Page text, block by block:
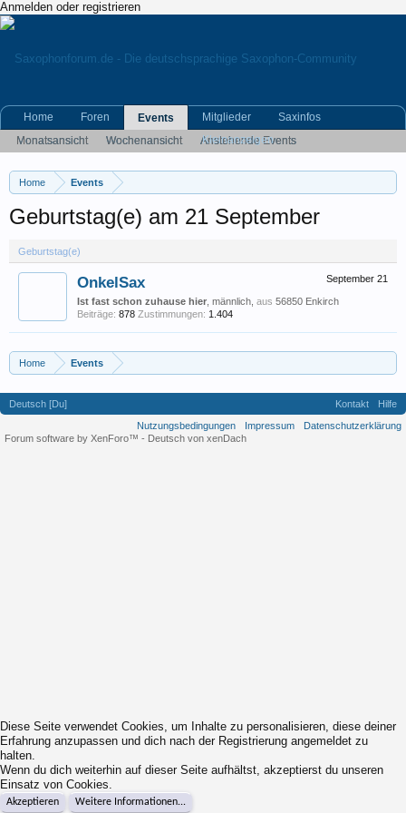
Anmelden oder registrieren
Home Events
Geburtstag(e) am 21 September
Geburtstag(e)
September 21
OnkelSax
Ist fast schon zuhause hier , männlich, aus 56850 Enkirch
Beiträge: 878 Zustimmungen: 1.404
Home Events
Home Foren
Events
Monatsansicht
Wochenansicht
Anstehende Events
Mitglieder
Saxinfos
Kleinanzeigen
Deutsch [Du] Kontakt
Hilfe
Nutzungsbedingungen
Impressum
Datenschutzerklärung
Forum software by XenForo™ - Deutsch von xenDach
Diese Seite verwendet Cookies, um Inhalte zu personalisieren, diese deiner
Erfahrung anzupassen und dich nach der Registrierung angemeldet zu
halten.
Wenn du dich weiterhin auf dieser Seite aufhältst, akzeptierst du unseren
Einsatz von Cookies.
Akzeptieren Weitere Informationen...